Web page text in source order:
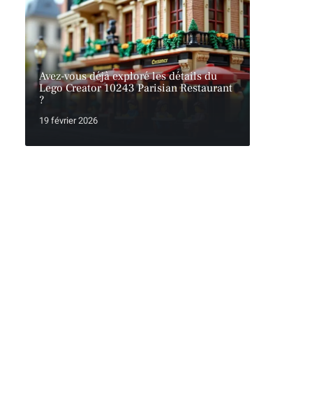
Avez-vous déjà exploré les détails du
Lego Creator 10243 Parisian Restaurant
?
19 février 2026